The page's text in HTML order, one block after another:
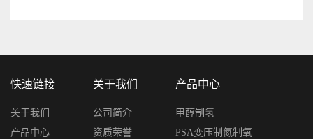
快速链接
关于我们
产品中心
关于我们
公司简介
资质荣誉
产品中心
甲醇制氢
PSA变压制氮制氧